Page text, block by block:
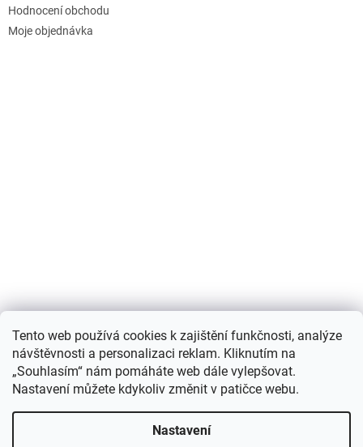
Tento web používá cookies k zajištění funkčnosti, analýze
návštěvnosti a personalizaci reklam. Kliknutím na
„Souhlasím“ nám pomáháte web dále vylepšovat.
Nastavení můžete kdykoliv změnit v patičce webu.
Nastavení
Hodnocení obchodu
Moje objednávka
0KS /0 KČ